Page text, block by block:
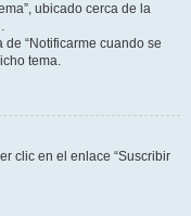
ubicado cerca de la
“Notificarme cuando se
tema.
clic en el enlace “Suscribir